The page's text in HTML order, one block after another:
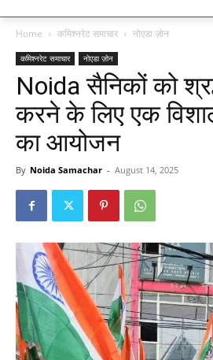
Home कमिश्नरेट समाचार नोएडा ज़ोन
कमिश्नरेट समाचार नोएडा ज़ोन
Noida सैनिकों को
करने के लिए एक
का आयोजन
By Noida Samachar - August 14, 2025